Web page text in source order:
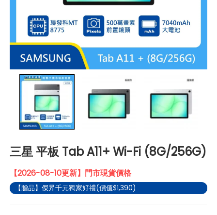
三星 平板 Tab A11+ Wi-Fi (8G/256G)
【2026-08-10更新】門市現貨價格
【贈品】傑昇千元獨家好禮(價值$1,390)